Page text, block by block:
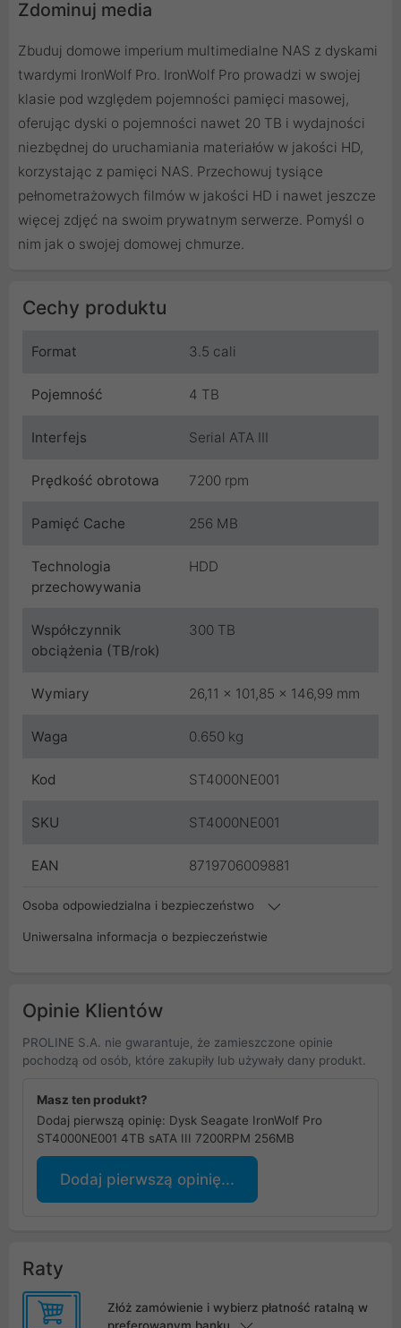
Zdominuj media
Zbuduj domowe imperium multimedialne NAS z dyskami
twardymi IronWolf Pro. IronWolf Pro prowadzi w swojej
klasie pod względem pojemności pamięci masowej,
oferując dyski o pojemności nawet 20 TB i wydajności
niezbędnej do uruchamiania materiałów w jakości HD,
korzystając z pamięci NAS. Przechowuj tysiące
pełnometrażowych filmów w jakości HD i nawet jeszcze
więcej zdjęć na swoim prywatnym serwerze. Pomyśl o
nim jak o swojej domowej chmurze.
Cechy produktu
Format 3.5 cali
Pojemność 4 TB
Interfejs Serial ATA III
Prędkość obrotowa 7200 rpm
Pamięć Cache 256 MB
Technologia
przechowywania
HDD
Współczynnik
obciążenia (TB/rok)
300 TB
Wymiary 26,11 x 101,85 x 146,99 mm
Waga 0.650 kg
Kod ST4000NE001
SKU ST4000NE001
EAN 8719706009881
Osoba odpowiedzialna i bezpieczeństwo
Uniwersalna informacja o bezpieczeństwie
Opinie Klientów
PROLINE S.A. nie gwarantuje, że zamieszczone opinie
pochodzą od osób, które zakupiły lub używały dany produkt.
Masz ten produkt?
Dodaj pierwszą opinię: Dysk Seagate IronWolf Pro
ST4000NE001 4TB sATA III 7200RPM 256MB
Dodaj pierwszą opinię...
Raty
Złóż zamówienie i wybierz płatność ratalną w
preferowanym banku